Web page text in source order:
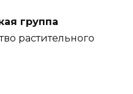
группа
растительного